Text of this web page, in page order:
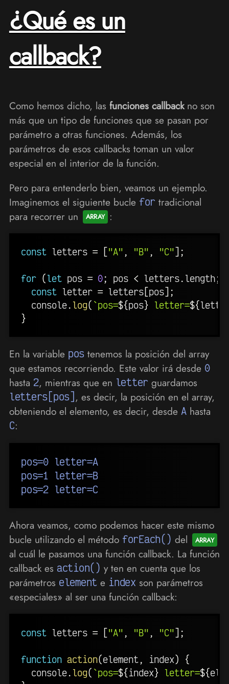
¿Qué es un
callback?
Como hemos dicho, las funciones callbackno son
más que un tipo de funciones que se pasan por
parámetro a otras funciones. Además, los
parámetros de esos callbacks toman un valor
especial en el interior de la función.
Pero para entenderlo bien, veamos un ejemplo.
Imaginemos el siguiente bucle for tradicional
para recorrer un
:
const letters = ["A" , "B" , "C"] ;
for (let pos = 0; pos < letters. length;
const letter = letters[pos] ;
  console
. log( `pos=${pos} letter=${
}
En la variable pos tenemos la posición del array
que estamos recorriendo. Este valor irá desde 0
hasta 2, mientras que en letter guardamos
letters[pos] , es decir, la posición en el array,
obteniendo el elemento, es decir, desde Ahasta
C:
pos=0 letter=A
pos=1 letter=B
pos=2 letter=C
Ahora veamos, como podemos hacer este mismo
bucle utilizando el método forEach() del
al cuál le pasamos una función callback. La función
callback es action() y ten en cuenta que los
parámetros element e index son parámetros
«especiales» al ser una función callback:
const letters = ["A" "B" "C"] ;
function action(element index)
{
  console
. log( `pos=${index} letter=${